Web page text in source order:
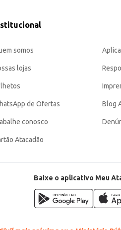
somos
lojas
de Ofertas
conosco
Atacadão
Blog
Baixe o aplicativo Meu